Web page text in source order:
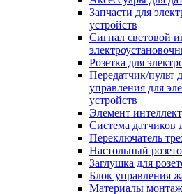
Запчасти для
устройств
Сигнал световой
Розетка для
Передатчик/пульт
управления для
устройств
Элемент
Система датчиков
Переключатель
Настольный
Заглушка для
Блок управления
Материалы